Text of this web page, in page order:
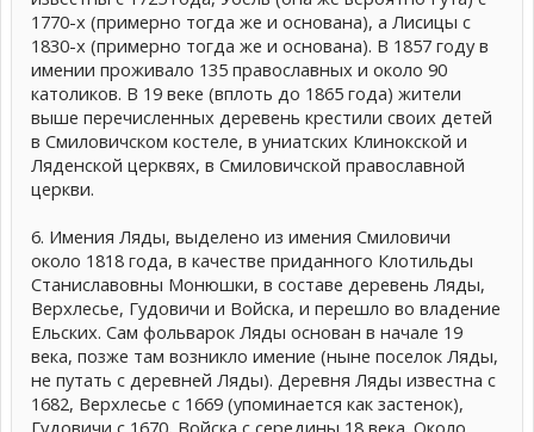
1770-х (примерно тогда же и основана), а Лисицы с
1830-х (примерно тогда же и основана). В 1857 году в
имении проживало 135 православных и около 90
католиков. В 19 веке (вплоть до 1865 года) жители
выше перечисленных деревень крестили своих детей
в Смиловичском костеле, в униатских Клинокской и
Ляденской церквях, в Смиловичской православной
церкви.
6. Имения Ляды, выделено из имения Смиловичи
около 1818 года, в качестве приданного Клотильды
Станиславовны Монюшки, в составе деревень Ляды,
Верхлесье, Гудовичи и Войска, и перешло во владение
Ельских. Сам фольварок Ляды основан в начале 19
века, позже там возникло имение (ныне поселок Ляды,
не путать с деревней Ляды). Деревня Ляды известна с
1682, Верхлесье с 1669 (упоминается как застенок),
Гудовичи с 1670, Войска с середины 18 века. Около